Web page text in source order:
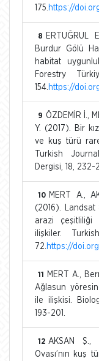
175. https://
8
ERTUĞRUL
Burdur Gölü
habitat
Forestry
154. https://
9 ÖZDEMİR İ.,
Y. (2017). Bir
ve kuş türü
Turkish
Dergisi, 18, 232-
10 MERT A.,
(2016). Landsat
arazi çeşitliliği
ilişkiler.
72. https://
11
MERT A.,
Ağlasun
ile ilişkisi.
193-201.
12 AKSAN
Ovası’nın kuş